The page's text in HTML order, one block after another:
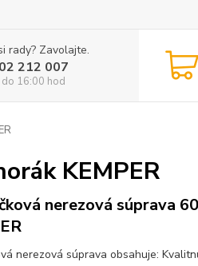
rady? Zavolajte.
212 007
16:00 hod
KEMPER
nerezová súprava
nerezová súprava obsahuje: